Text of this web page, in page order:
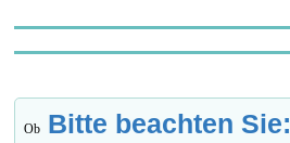
Ob Bitte beachten Sie: